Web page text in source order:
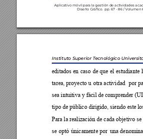
Aplicativo móvil para la gestión de actividades
Diseño Gráco.  pp. 67 - 86 / Volumen
Instituto Superior Tecnológico Universit
      
  
 
    